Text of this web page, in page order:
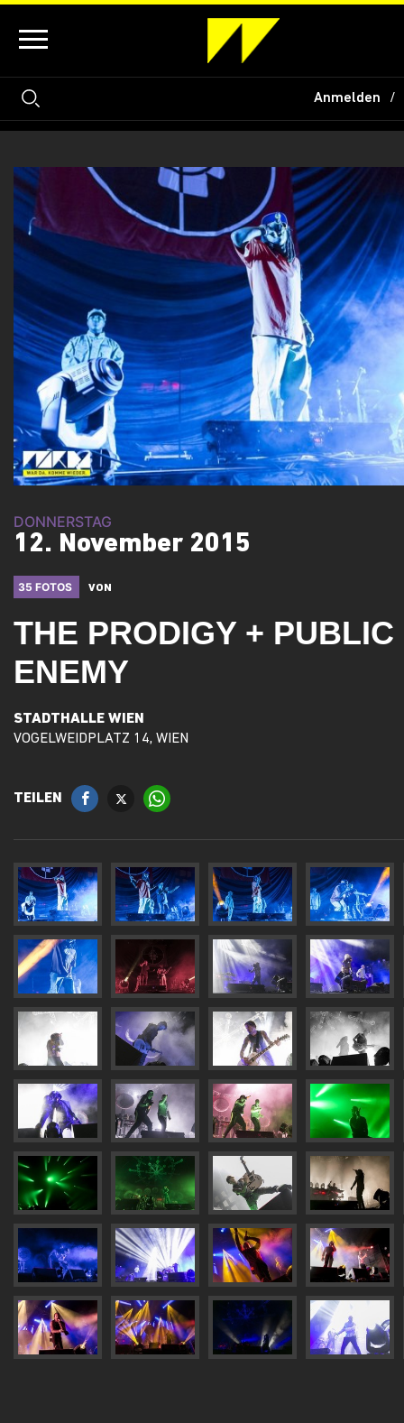
Anmelden
DONNERSTAG
12. November 2015
35 FOTOS VON
THE PRODIGY + PUBLIC
ENEMY
STADTHALLE WIEN
VOGELWEIDPLATZ 14, WIEN
TEILEN